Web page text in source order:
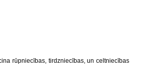
rūpniecības, tirdzniecības, un celtniecības